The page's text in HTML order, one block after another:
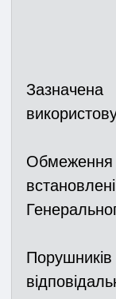
Обмеження